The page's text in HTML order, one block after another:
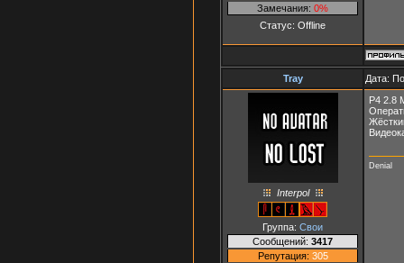
Замечания: 0%
Статус: Offline
Tray Дата:
Interpol
Группа: Свои
Сообщений: 3417
Репутация: 305
P4 2.8
Denial